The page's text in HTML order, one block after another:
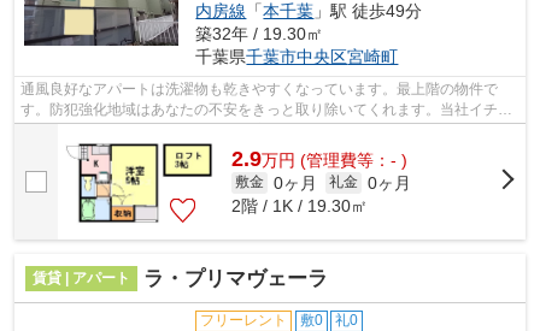
内房線 「本千葉 」駅 徒歩49分
築32年 / 19.30㎡
千葉県千葉市中央区宮崎町
通風良好なアパートは洗濯物も乾きやすくなっています。最上階の物件で
す。防犯強化地域はあなたの不安をきっと取り除いてくれます。当社イチオ
2.9万円 (管理費等：- )
敷金 0ヶ月 礼金 0ヶ月
2階 / 1K / 19.30㎡
賃貸 | アパート ラ・プリマヴェーラ
フリーレント 敷0 礼0